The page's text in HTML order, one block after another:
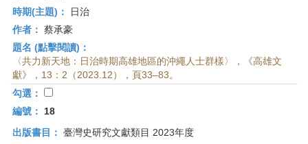
時期(主題)：
日治
作者： 蔡承豪
題名 (點擊閱讀)：
〈共力新天地：日治時期高雄地區的沖繩人士群樣〉，《高雄文
獻》，13：2（2023.12），頁33–83。
勾選：
編號：
18
出版書目： 臺灣史研究文獻類目 2023年度